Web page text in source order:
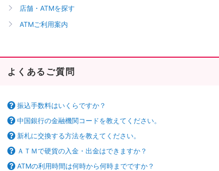
店舗・ATMを探す
ATMご利用案内
よくあるご質問
振込手数料はいくらですか？
中国銀行の金融機関コードを教えてください。
新札に交換する方法を教えてください。
ＡＴＭで硬貨の入金・出金はできますか？
ATMの利用時間は何時から何時までですか？